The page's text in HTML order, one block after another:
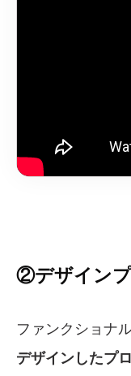
②デザイン
ファンクショナ
デザインしたプ